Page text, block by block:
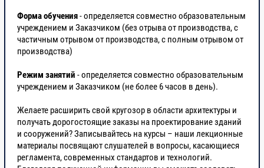
Форма обучения- определяется совместно образовательным
учреждением и Заказчиком (без отрыва от производства, с
частичным отрывом от производства, с полным отрывом от
производства)
Режим занятий - определяется совместно образовательным
учреждением и Заказчиком (не более 6 часов в день).
Желаете расширить свой кругозор в области архитектуры и
получать дорогостоящие заказы на проектирование зданий
и сооружений? Записывайтесь на курсы – наши лекционные
материалы посвящают слушателей в вопросы, касающиеся
регламента, современных стандартов и технологий.